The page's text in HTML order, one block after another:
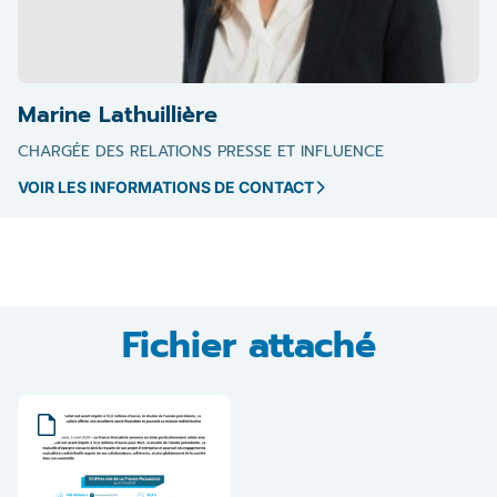
Marine Lathuillière
CHARGÉE DES RELATIONS PRESSE ET INFLUENCE
VOIR LES INFORMATIONS DE CONTACT
Fichier attaché